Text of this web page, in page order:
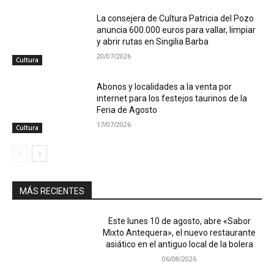
Cultura
La consejera de Cultura Patricia del Pozo
anuncia 600.000 euros para vallar, limpiar
y abrir rutas en Singilia Barba
20/07/2026
Cultura
Abonos y localidades a la venta por
internet para los festejos taurinos de la
Feria de Agosto
17/07/2026
MÁS RECIENTES
Este lunes 10 de agosto, abre «Sabor
Mixto Antequera», el nuevo restaurante
asiático en el antiguo local de la bolera
06/08/2026